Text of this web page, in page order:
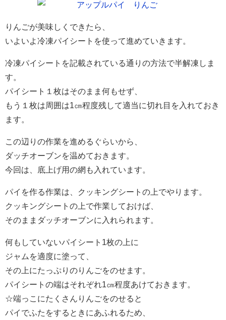
りんごが美味しくできたら、
いよいよ冷凍パイシートを使って進めていきます。
冷凍パイシートを記載されている通りの方法で半解凍しま
す。
パイシート１枚はそのまま何もせず、
もう１枚は周囲は1㎝程度残して適当に切れ目を入れておき
ます。
この辺りの作業を進めるぐらいから、
ダッチオーブンを温めておきます。
今回は、底上げ用の網も入れています。
パイを作る作業は、クッキングシートの上でやります。
クッキングシートの上で作業しておけば、
そのままダッチオーブンに入れられます。
何もしていないパイシート1枚の上に
ジャムを適度に塗って、
その上にたっぷりのりんごをのせます。
パイシートの端はそれぞれ1㎝程度あけておきます。
☆端っこにたくさんりんごをのせると
パイでふたをするときにあふれるため、